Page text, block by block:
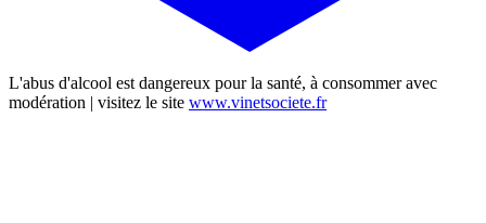
L'abus d'alcool est dangereux pour la santé, à consommer avec
modération | visitez le site www.vinetsociete.fr